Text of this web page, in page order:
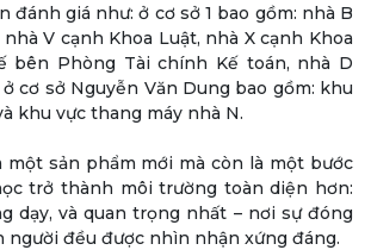
đánh giá như: ở cơ sở 1 bao gồm: nhà B
V cạnh Khoa Luật, nhà X cạnh Khoa
bên Phòng Tài chính Kế toán, nhà D
cơ sở Nguyễn Văn Dung bao gồm: khu
khu vực thang máy nhà N.
sản phẩm mới mà còn là một bước
trở thành môi trường toàn diện hơn:
dạy, và quan trọng nhất – nơi sự đóng
người đều được nhìn nhận xứng đáng.